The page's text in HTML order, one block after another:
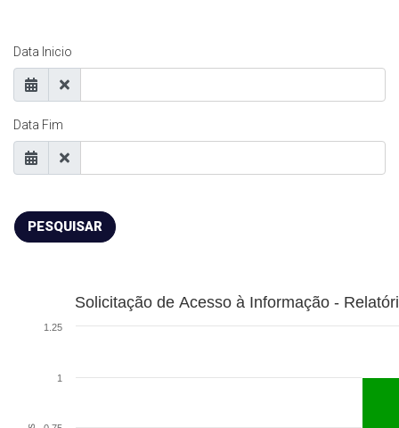
Data Inicio
Data Fim
PESQUISAR
Solicitação de Acesso à Informação -
1
1.25